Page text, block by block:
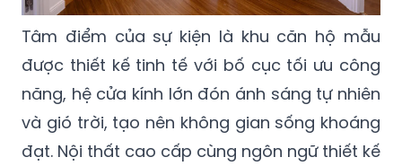
Tâm điểm của sự kiện là khu căn hộ mẫu
được thiết kế tinh tế với bố cục tối ưu công
năng, hệ cửa kính lớn đón ánh sáng tự nhiên
và gió trời, tạo nên không gian sống khoáng
đạt. Nội thất cao cấp cùng ngôn ngữ thiết kế